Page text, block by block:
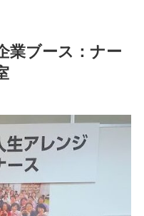
業ブース：ナー